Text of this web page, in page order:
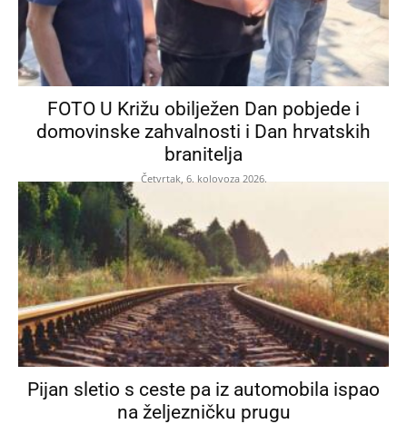
FOTO U Križu obilježen Dan pobjede i
domovinske zahvalnosti i Dan hrvatskih
branitelja
Četvrtak, 6. kolovoza 2026.
Pijan sletio s ceste pa iz automobila ispao
na željezničku prugu